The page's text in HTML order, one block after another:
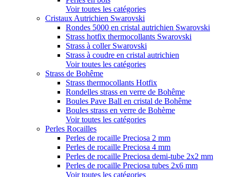
Voir toutes les catégories
Cristaux Autrichien Swarovski
Rondes 5000 en cristal autrichien Swarovski
Strass hotfix thermocollants Swarovski
Strass à coller Swarovski
Strass à coudre en cristal autrichien
Voir toutes les catégories
Strass de Bohême
Strass thermocollants Hotfix
Rondelles strass en verre de Bohême
Boules Pave Ball en cristal de Bohême
Boules strass en verre de Bohème
Voir toutes les catégories
Perles Rocailles
Perles de rocaille Preciosa 2 mm
Perles de rocaille Preciosa 4 mm
Perles de rocaille Preciosa demi-tube 2x2 mm
Perles de rocaille Preciosa tubes 2x6 mm
Voir toutes les catégories